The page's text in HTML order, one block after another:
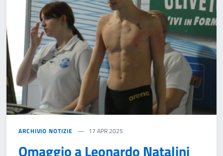
ARCHIVIO NOTIZIE 17 APR 2025
Omaggio a Leonardo Natalini